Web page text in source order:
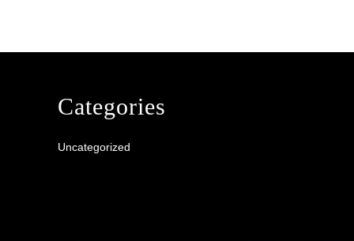
Categories
Uncategorized